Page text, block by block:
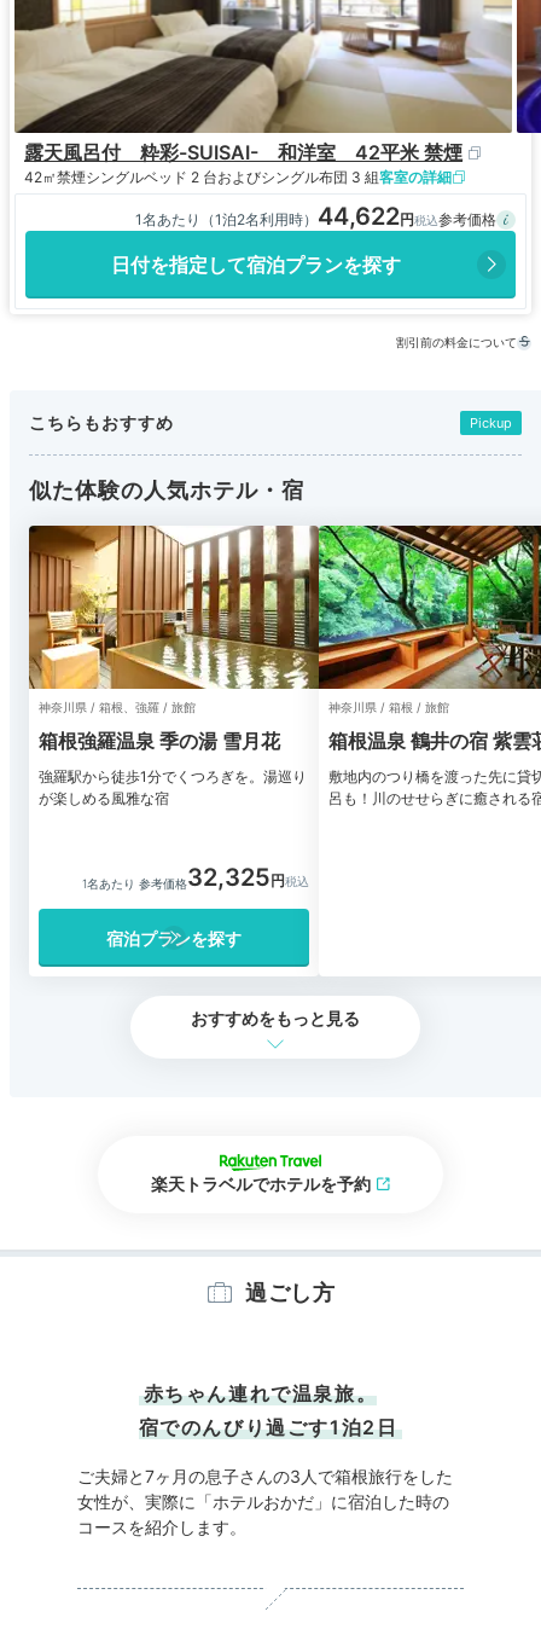
露天風呂付 粋彩-SUISAI- 和洋室 42平米 禁煙
42㎡禁煙シングルベッド 2 台およびシングル布団 3 組客室の詳細
1名あたり（1泊2名利用時） 44,622
日付を指定して宿泊プランを探す
割引前の料金について
こちらもおすすめ Pickup
似た体験の人気ホテル・宿
神奈川県 / 箱根、強羅 / 旅館
箱根強羅温泉 季の湯 雪月花
強羅駅から徒歩1分でくつろぎを。湯巡り
が楽しめる風雅な宿
1名あたり 参考価格32,325
宿泊プランを探す
神奈川県 / 箱根 / 旅館
箱根温泉 鶴井の宿 紫雲
敷地内のつり橋を渡った先に貸
呂も！川のせせらぎに癒される
おすすめをもっと見る
楽天トラベルでホテルを予約
過ごし方
赤ちゃん連れで温泉旅。
宿でのんびり過ごす1泊2日
ご夫婦と7ヶ月の息子さんの3人で箱根旅行をした
女性が、実際に「ホテルおかだ」に宿泊した時の
コースを紹介します。